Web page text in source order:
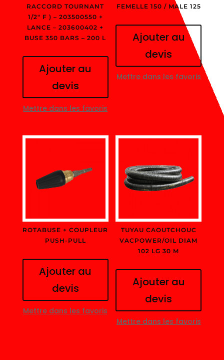
RACCORD TOURNANT
1/2″ F ) – 203500550 +
LANCE – 203600402 +
BUSE 350 BARS – 200 L
Ajouter au
devis
Mettre dans les favoris
FEMELLE 150 / MALE 125
Ajouter au
devis
Mettre dans les favoris
ROTABUSE + COUPLEUR
PUSH-PULL
Ajouter au
devis
Mettre dans les favoris
TUYAU CAOUTCHOUC
VACPOWER/OIL DIAM
102 LG 30 M
Ajouter au
devis
Mettre dans les favoris